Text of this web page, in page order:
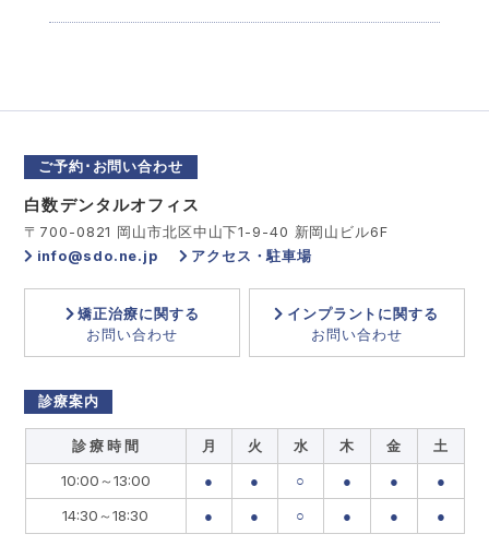
ご予約･お問い合わせ
白数デンタルオフィス
〒700-0821 岡山市北区中山下1-9-40 新岡山ビル6F
info@sdo.ne.jp
アクセス・駐車場
矯正治療に関する
お問い合わせ
インプラントに関する
お問い合わせ
診療案内
診 療 時 間 月 火 水 木 金
土
10:00～13:00
● ● ○ ● ●
●
14:30～18:30
● ● ○ ● ● ●